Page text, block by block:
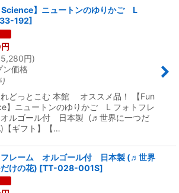
Science】ニュートンのゆりかご L
192]
円
5,280円)
ン価格
どっとこむ 本館 オススメ品！ 【Fun
】ニュートンのゆりかご L フォトフレ
ルゴール付 日本製 (♬世界に一つだ
【ギフト】【…
フレーム オルゴール付 日本製 (♬世界
けの花) [TT-028-001S]